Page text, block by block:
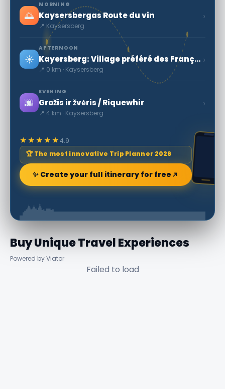
🌅
MORNING
Kaysersbergas Route du vin
📍 Kaysersberg
›
☀️
AFTERNOON
Kayersberg: Village préféré des Français
📍 0 km · Kaysersberg
›
🌆
EVENING
Grožis ir žvėris / Riquewhir
📍 4 km · Kaysersberg
›
★★★★★4.9
🏆 The most innovative Trip Planner 2026
✨ Create your full itinerary for free
Buy Unique Travel Experiences
Powered by Viator
Failed to load